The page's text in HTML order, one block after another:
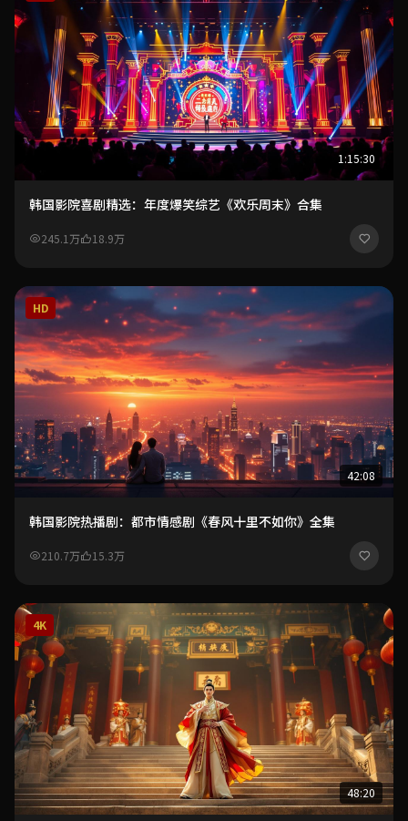
1:15:30
韩国影院喜剧精选：年度爆笑综艺《欢乐周末》合集
245.1万 18.9万
HD
42:08
韩国影院热播剧：都市情感剧《春风十里不如你》全集
210.7万 15.3万
4K
48:20